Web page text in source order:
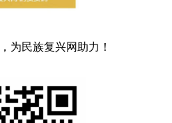
为民族复兴网助力！